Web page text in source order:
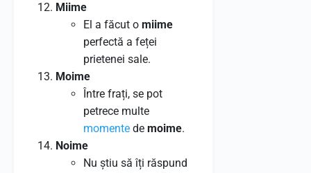
Miime
El a făcut o miime
perfectă a feței
prietenei sale.
Moime
Între frați, se pot
petrece multe
momente de moime.
Noime
Nu știu să îți răspund